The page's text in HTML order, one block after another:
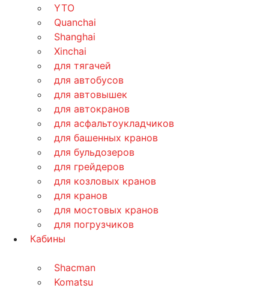
YTO
Quanchai
Shanghai
Xinchai
для тягачей
для автобусов
для автовышек
для автокранов
для асфальтоукладчиков
для башенных кранов
для бульдозеров
для грейдеров
для козловых кранов
для кранов
для мостовых кранов
для погрузчиков
Кабины
Shacman
Komatsu